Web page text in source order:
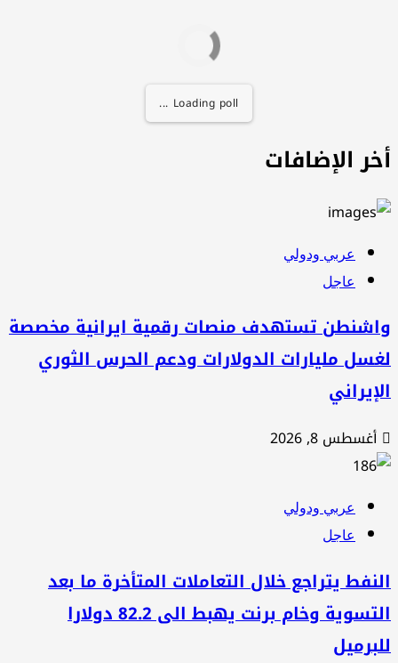
Loading poll ...
الإضافات
عربي ودولي
عاجل
تستهدف منصات رقمية ايرانية مخصصة
مليارات الدولارات ودعم الحرس الثوري
أغسطس 8, 2026
عربي ودولي
عاجل
يتراجع خلال التعاملات المتأخرة ما بعد
التسوية وخام برنت يهبط الى 82.2 دولارا